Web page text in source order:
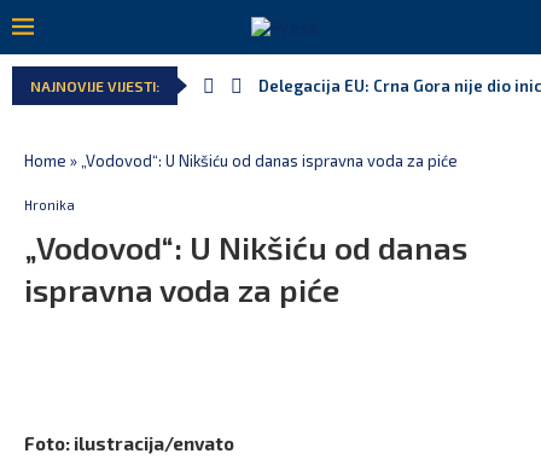
NAJNOVIJE VIJESTI:
Delegacija EU: Crna Gora nije dio
Home » „Vodovod“: U Nikšiću od danas ispravna voda za piće
Hronika
„Vodovod“: U Nikšiću od danas
ispravna voda za piće
Foto: ilustracija/envato